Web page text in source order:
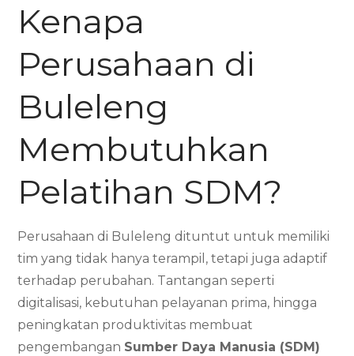
Kenapa
Perusahaan di
Buleleng
Membutuhkan
Pelatihan SDM?
Perusahaan di Buleleng dituntut untuk memiliki
tim yang tidak hanya terampil, tetapi juga adaptif
terhadap perubahan. Tantangan seperti
digitalisasi, kebutuhan pelayanan prima, hingga
peningkatan produktivitas membuat
pengembangan Sumber Daya Manusia (SDM)